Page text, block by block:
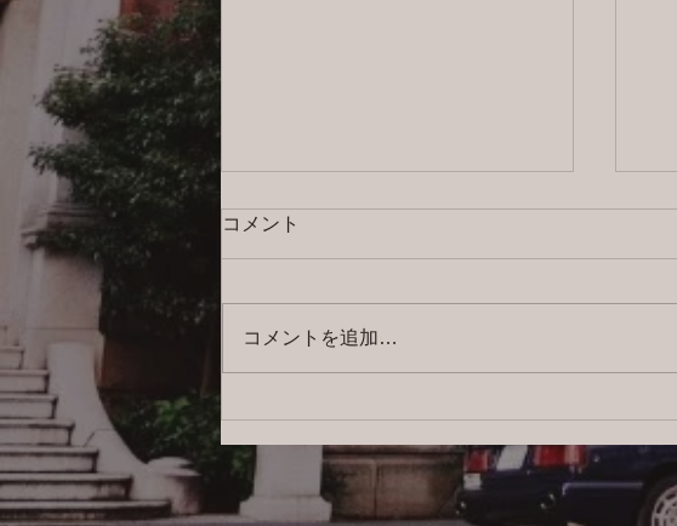
日目〜
日
コメント
コメントを追加…